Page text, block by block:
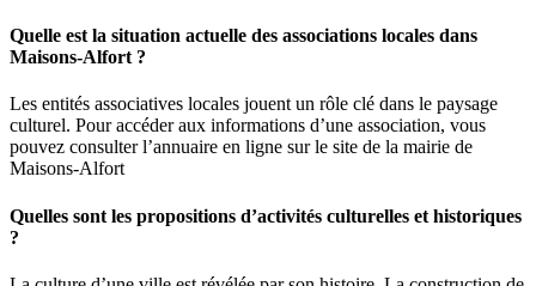
Quelle est la situation actuelle des associations locales dans
Maisons-Alfort ?
Les entités associatives locales jouent un rôle clé dans le paysage
culturel. Pour accéder aux informations d’une association, vous
pouvez consulter l’annuaire en ligne sur le site de la mairie de
Maisons-Alfort
Quelles sont les propositions d’activités culturelles et historiques
?